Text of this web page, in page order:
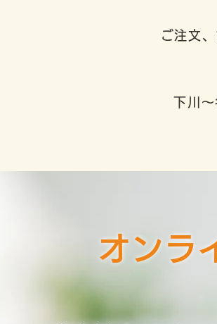
ご注文
下川
オンラ